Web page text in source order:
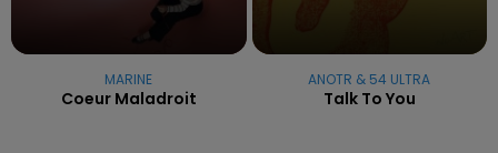
MARINE
Coeur Maladroit
ANOTR & 54 ULTRA
Talk To You